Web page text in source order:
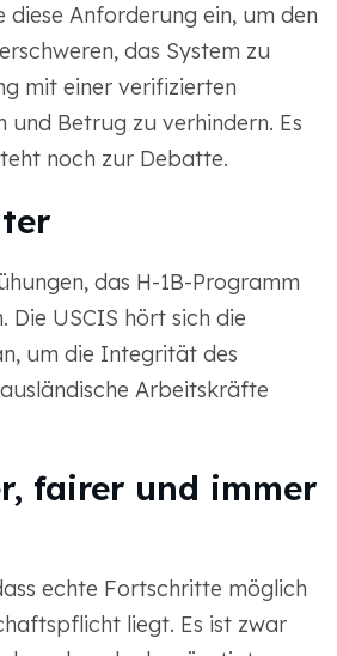
Anforderung ein, um den
das System zu
mit einer verifizierten
Betrug zu verhindern. Es
noch zur Debatte.
das H-1B-Programm
USCIS hört sich die
um die Integrität des
Arbeitskräfte
fairer und immer
echte Fortschritte möglich
liegt. Es ist zwar